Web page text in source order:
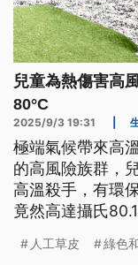
兒童為熱傷害高
80°C
2025/9/3 19:31
極端氣候帶來高
的高風險族群，
高溫殺手，有環
竟然高達攝氏
人工草皮 綠色